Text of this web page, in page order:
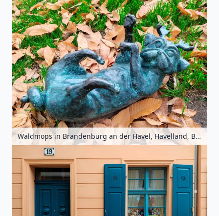
Waldmops in Brandenburg an der Havel, Havelland, Brandenburg, Deutschland